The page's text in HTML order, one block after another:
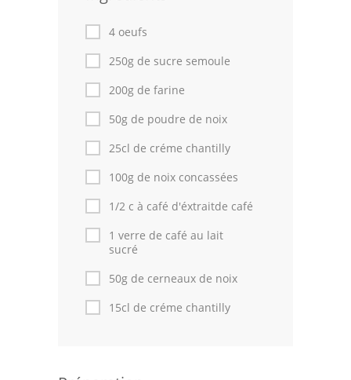
Chefs
Forum
Thèmes
Espace Personnel
4 oeufs
250g de sucre semoule
200g de farine
50g de poudre de noix
25cl de créme chantilly
100g de noix concassées
1/2 c à café d'éxtraitde café
1 verre de café au lait
sucré
50g de cerneaux de noix
15cl de créme chantilly